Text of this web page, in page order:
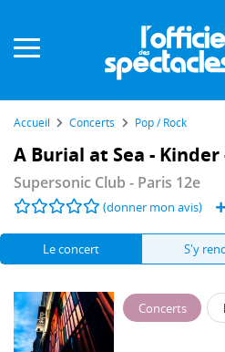
Accueil Concerts Pop / Rock
A Burial at Sea -
Supersonic Club - Paris 12e
(donner mon avis)
Le concert S'y
Concerts